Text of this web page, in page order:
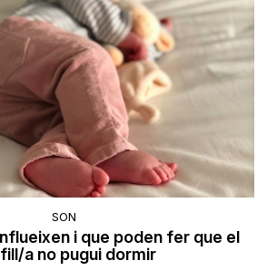
SON
i que poden fer que el
a no pugui dormir